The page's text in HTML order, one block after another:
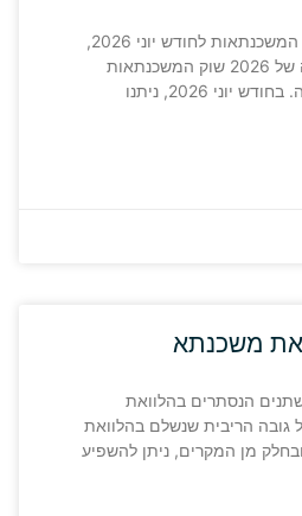
13/07/2026 – נתוני שוק המשכנתאות לחודש יוני 2026,
וסיכום המחצית הראשונה של 2026 שוק המשכנתאות
ממשיך לצמוח ובקצב גבוה. בחודש יוני 2026, ניתנו
משכנתא
הנסתרים בהלוואת
הריבית שנשלם בהלוואת
מן המקרים, ניתן להשפיע